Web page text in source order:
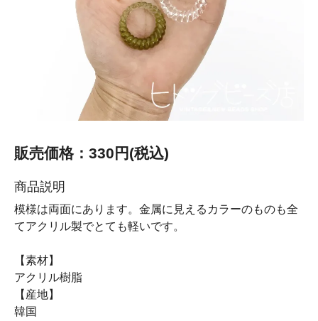
販売価格：330円(税込)
商品説明
模様は両面にあります。金属に見えるカラーのものも全
てアクリル製でとても軽いです。
【素材】
アクリル樹脂
【産地】
韓国